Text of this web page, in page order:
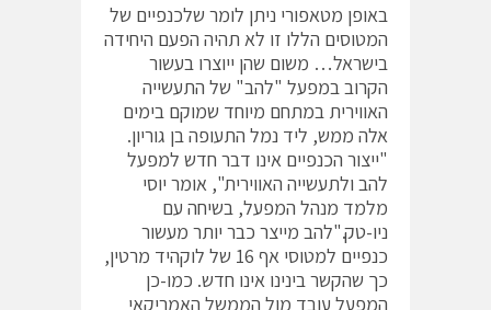
באופן מטאפורי ניתן לומר שלכנפיים של
המטוסים הללו זו לא תהיה הפעם היחידה
בישראל… משום שהן ייוצרו בעשור
הקרוב במפעל "להב" של התעשייה
האווירית במתחם מיוחד שמוקם בימים
אלה ממש, ליד נמל התעופה בן גוריון.
"ייצור הכנפיים אינו דבר חדש למפעל
להב ולתעשייה האווירית", אומר יוסי
מלמד מנהל המפעל, בשיחה עם
ניו-טק."להב מייצר כבר יותר מעשור
כנפיים למטוסי אף 16 של לוקהיד מרטין,
כך שהקשר בינינו אינו חדש. כמו-כן
המפעל עובד מול הממשל האמריקאי